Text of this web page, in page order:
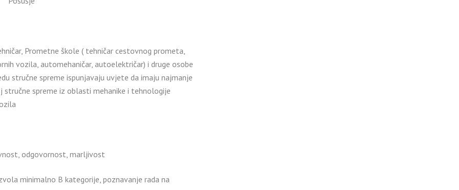
Prometne škole ( tehničar cestovnog prometa,
vozila, automehaničar, autoelektričar) i druge osobe
stručne spreme ispunjavaju uvjete da imaju najmanje
stručne spreme iz oblasti mehanike i tehnologije
odgovornost, marljivost
minimalno B kategorije, poznavanje rada na